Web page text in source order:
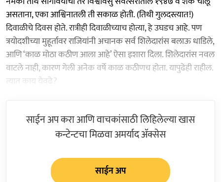
असताना, एका आश्विनातली ती सकाळ होती. (तिथी गुलदस्त्यात!)
दिवाळीचे दिवस होते. रात्रीही दिवाळीच्याच होत्या, हे उघडच आहे. पण
त्रयोदशीच्या मुहूर्तावर राजियांनी अचानक सर्व शिलेदारांस बलाऊ धाडिले,
आणि ‘काळ मोठा कठीण आला आहे’ ऐसा इशारा दिला. शिलेदारांस नवल
वाटले नाही, कारण गेली अनेक वर्षे काळ कठीणच होता. यापुढेही राहील.
त्यात काय येवढे?
साईन अप करा आणि वाचकांसाठी लिहिलेल्या खास
कन्टेन्टचा मिळवा अमर्याद ॲक्सेस
साईन अप